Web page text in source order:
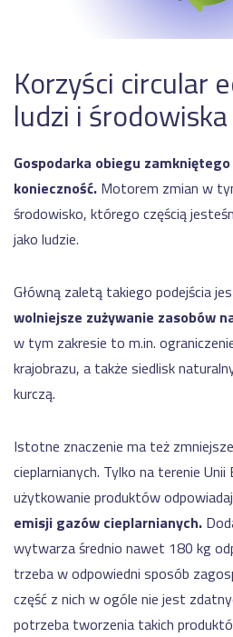
Korzyści circular
ludzi i środowiska
Gospodarka obiegu
konieczność. Motorem zmian w
środowisko, którego częścią
jako ludzie.
Główną zaletą takiego podejścia
wolniejsze zużywanie zasobów
w tym zakresie to m.in.
krajobrazu, a także siedlisk
kurczą.
Istotne znaczenie ma też
cieplarnianych. Tylko na terenie
użytkowanie produktów
emisji gazów cieplarnianych.
wytwarza średnio nawet 180 kg
trzeba w odpowiedni sposób
część z nich w ogóle nie jest
potrzeba tworzenia takich